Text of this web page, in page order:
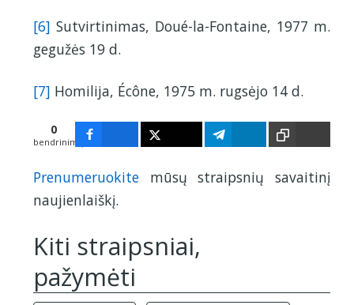
[6] Sutvirtinimas, Doué-la-Fontaine, 1977 m.
gegužės 19 d.
[7] Homilija, Écône, 1975 m. rugsėjo 14 d.
0
bendrinimų
Prenumeruokite mūsų straipsnių savaitinį
naujienlaiškį.
Kiti straipsniai,
pažymėti